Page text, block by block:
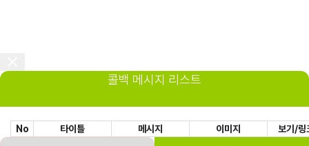
콜백 메시지 리스트
No 타이틀 메시지 이미지 보기/링